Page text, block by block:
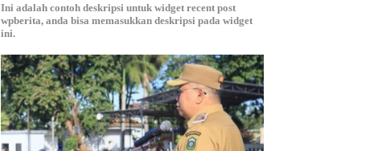
Ini adalah contoh deskripsi untuk widget recent post
wpberita, anda bisa memasukkan deskripsi pada widget
ini.